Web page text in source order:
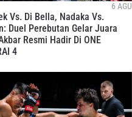
6 AGU
Vs. Di Bella, Nadaka Vs.
Duel Perebutan Gelar Juara
Resmi Hadir Di ONE
4